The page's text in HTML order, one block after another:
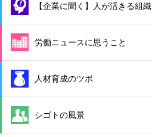
【企業に聞く】人が活きる組織
労働ニュースに思うこと
人材育成のツボ
シゴトの風景